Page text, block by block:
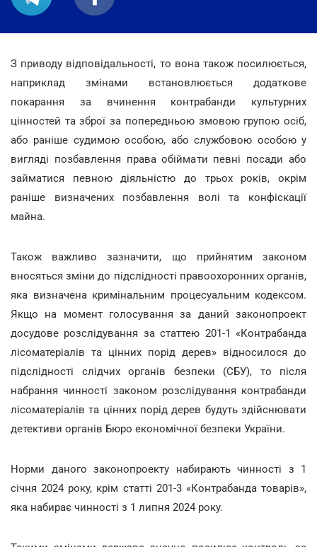
З приводу відповідальності, то вона також посилюється,
наприклад змінами встановлюється додаткове
покарання за вчинення контрабанди культурних
цінностей та зброї за попередньою змовою групою осіб,
або раніше судимою особою, або службовою особою у
вигляді позбавлення права обіймати певні посади або
займатися певною діяльністю до трьох років, окрім
раніше визначених позбавлення волі та конфіскації
майна.
Також важливо зазначити, що прийнятим законом
вносяться зміни до підслідності правоохоронних органів,
яка визначена кримінальним процесуальним кодексом.
Якщо на момент голосування за даний законопроект
досудове розслідування за статтею 201-1 «Контрабанда
лісоматеріалів та цінних порід дерев» відносилося до
підслідності слідчих органів безпеки (СБУ), то після
набрання чинності законом розслідування контрабанди
лісоматеріалів та цінних порід дерев будуть здійснювати
детективи органів Бюро економічної безпеки України.
Норми даного законопроекту набирають чинності з 1
січня 2024 року, крім статті 201-3 «Контрабанда товарів»,
яка набирає чинності з 1 липня 2024 року.